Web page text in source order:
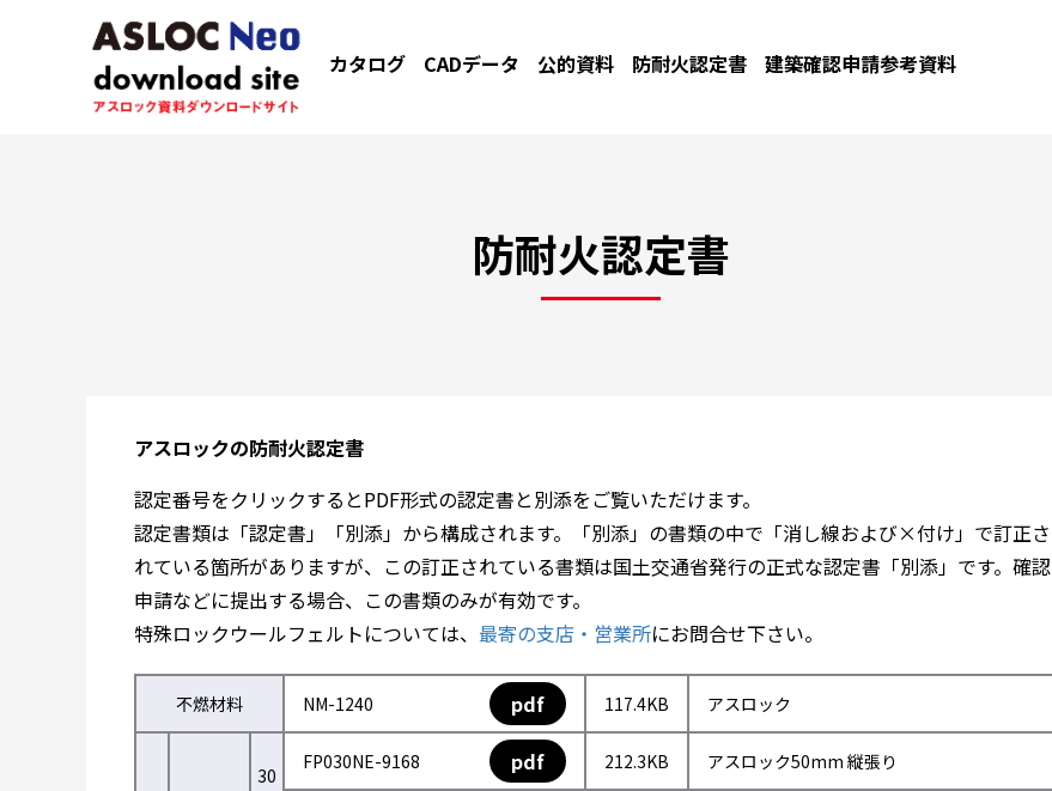
カタログ CADデータ 公的資料 防耐火認定書 建築確認申請参考資料
防耐火認定書
アスロックの防耐火認定書
認定番号をクリックするとPDF形式の認定書と別添をご覧いただけます。
認定書類は「認定書」「別添」から構成されます。「別添」の書類の中で「消し線および×付け」で訂正さ
れている箇所がありますが、この訂正されている書類は国土交通省発行の正式な認定書「別添」です。確認
申請などに提出する場合、この書類のみが有効です。
特殊ロックウールフェルトについては、 最寄の支店・営業所にお問合せ下さい。
不燃材料 NM-1240 pdf 117.4KB アスロック
30
FP030NE-9168 pdf 212.3KB アスロック50mm 縦張り